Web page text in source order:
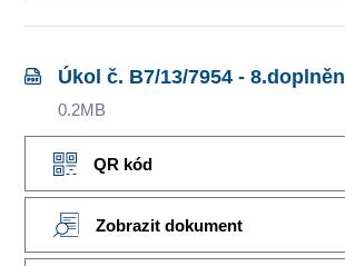
Úkol č. B7/13/7954 -
0.2MB
QR kód
Zobrazit dokument